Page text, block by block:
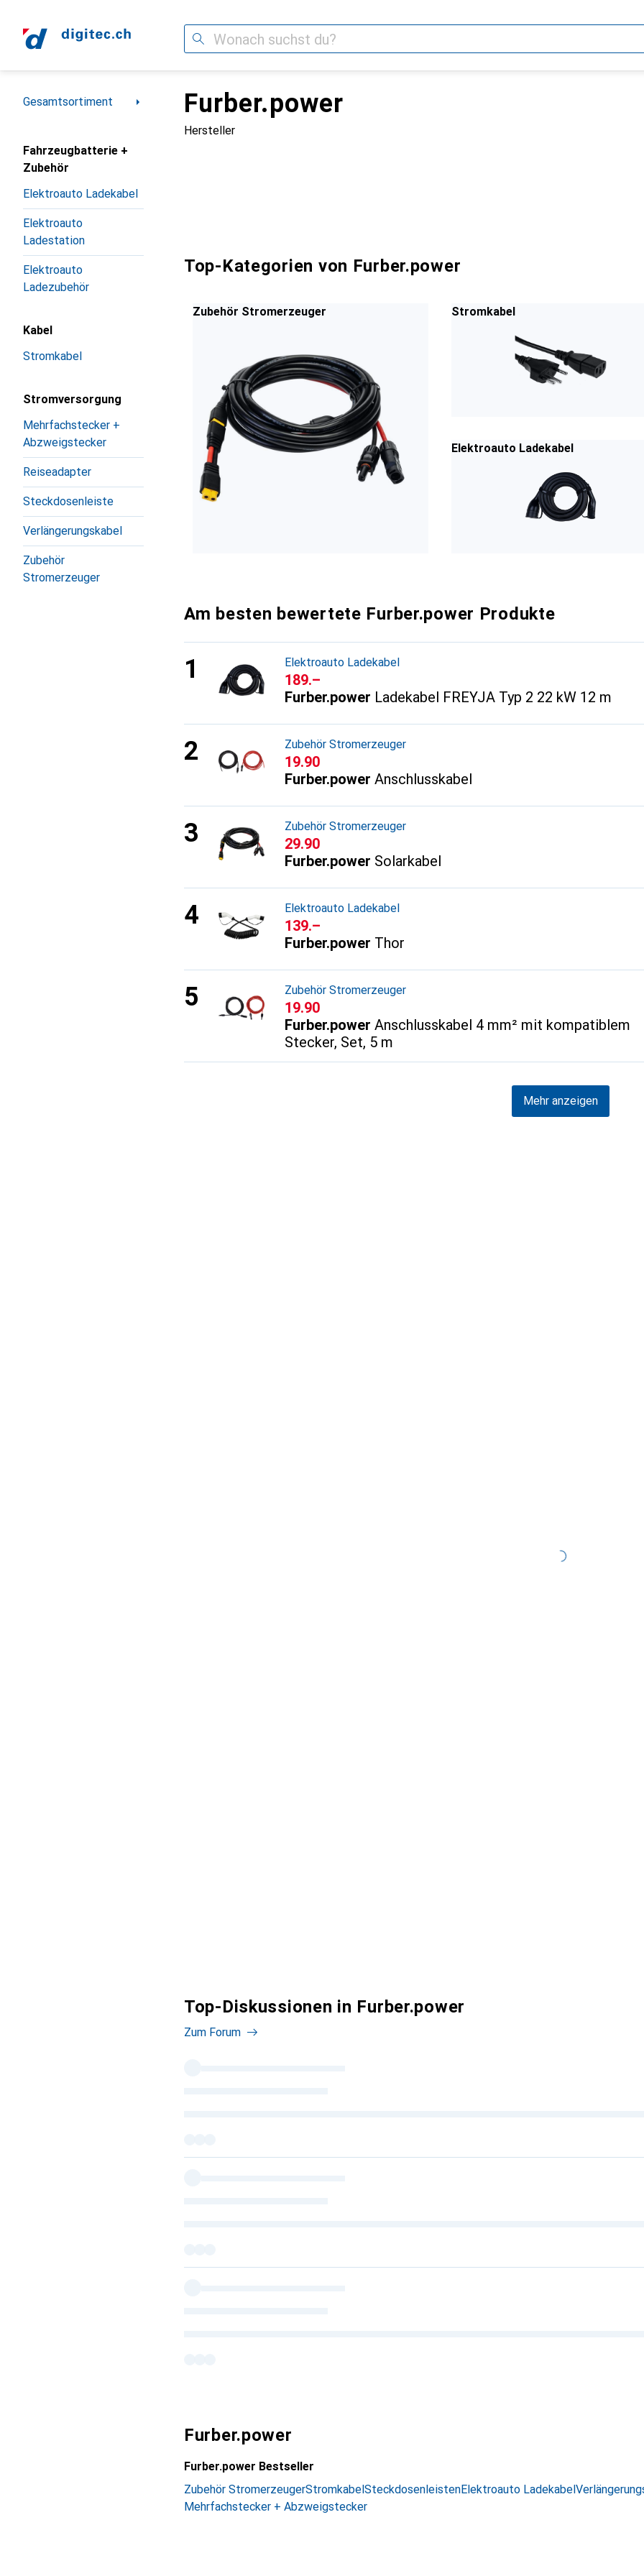
Suche
Navigation nach Kategorien
Gesamtsortiment
Fahrzeugbatterie +
Zubehör
Elektroauto Ladekabel
Elektroauto
Ladestation
Elektroauto
Ladezubehör
Kabel
Stromkabel
Stromversorgung
Mehrfachstecker +
Abzweigstecker
Reiseadapter
Steckdosenleiste
Verlängerungskabel
Zubehör
Stromerzeuger
Furber.power
Hersteller
Top-Kategorien von Furber.power
Zubehör Stromerzeuger Stromkabel
Elektroauto Ladekabel
Am besten bewertete Furber.power Produkte
Elektroauto Ladekabel
CHF
189.–
Furber.power Ladekabel FREYJA Typ 2 22 kW 12 m
Zubehör Stromerzeuger
CHF
19.90
Furber.power Anschlusskabel
Zubehör Stromerzeuger
CHF
29.90
Furber.power Solarkabel
Elektroauto Ladekabel
CHF
139.–
Furber.power Thor
Zubehör Stromerzeuger
CHF
19.90
Furber.power Anschlusskabel 4 mm² mit kompatiblem
Stecker, Set, 5 m
Mehr anzeigen
Top-Diskussionen in Furber.power
Zum Forum
Furber.power
Furber.power Bestseller
Zubehör StromerzeugerStromkabelSteckdosenleistenElektroauto Ladekabel
Mehrfachstecker + Abzweigstecker